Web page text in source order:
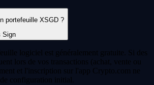
portefeuille XSGD ?
logiciel est généralement gratuite. Si des
lors de vos transactions (achat, vente ou
et l'inscription sur l'app Crypto.com ne
configuration initial.